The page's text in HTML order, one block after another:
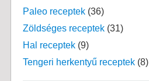
Paleo receptek(36)
Zöldséges receptek(31)
Hal receptek(9)
Tengeri herkentyű receptek(8)